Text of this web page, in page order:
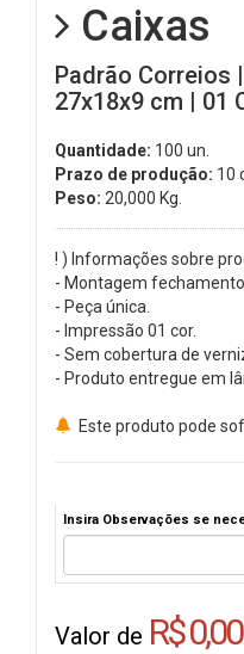
Caixas
Padrão Correios
27x18x9 cm | 01
Quantidade: 100 un.
Prazo de produção: 10
Peso: 20,000 Kg.
! ) Informações sobre
- Montagem
- Peça única.
- Impressão 01 cor.
- Sem cobertura de
- Produto entregue em
Este produto pode
Insira Observações se
Valor de R$ 0,00